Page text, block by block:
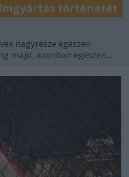
történetét
nagyrésze egészen
majd, azonban egészen...